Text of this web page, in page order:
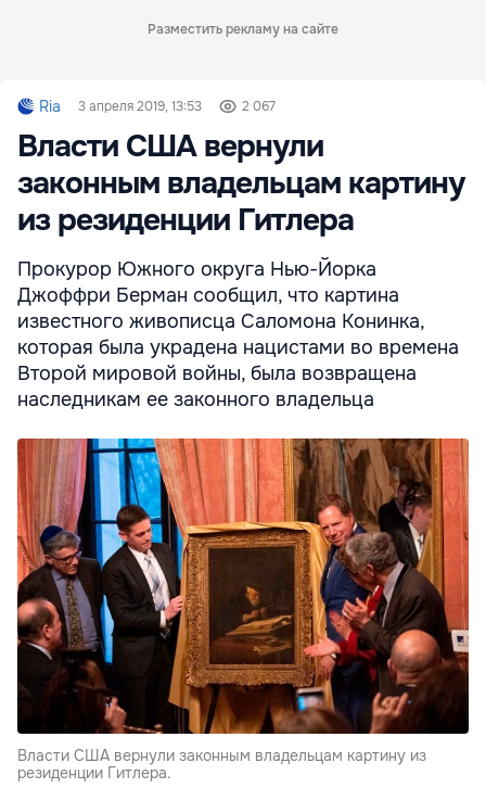
Разместить рекламу на сайте
Ria 3 апреля 2019, 13:53 2 067
Власти США вернули
законным владельцам картину
из резиденции Гитлера
Прокурор Южного округа Нью-Йорка
Джоффри Берман сообщил, что картина
известного живописца Саломона Конинка,
которая была украдена нацистами во времена
Второй мировой войны, была возвращена
наследникам ее законного владельца
Власти США вернули законным владельцам картину из
резиденции Гитлера.